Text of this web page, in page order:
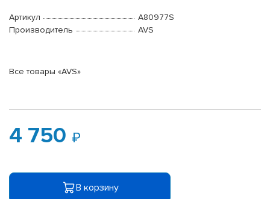
Артикул
A80977S
Производитель
AVS
Все товары «AVS»
4 750
В корзину